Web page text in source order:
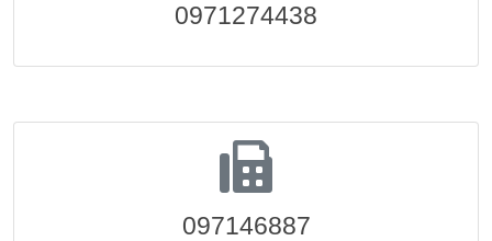
0971274438
097146887